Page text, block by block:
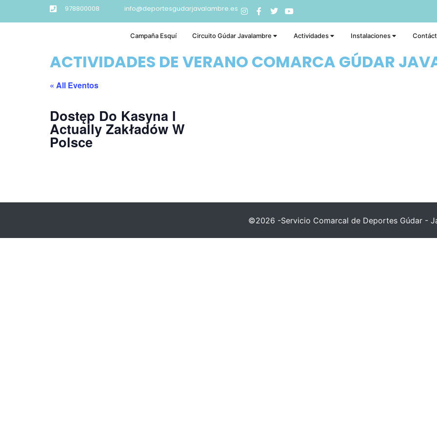
978800008 info@deportesgudarjavalambre.es
Campaña Esquí Circuito Gúdar Javalambre Actividades Instalaciones
ACTIVIDADES DE VERANO COMARCA GÚDAR
« All Eventos
Dostęp Do Kasyna I
Actually Zakładów W
Polsce
©2026 -Servicio Comarcal de Deportes Gúdar -